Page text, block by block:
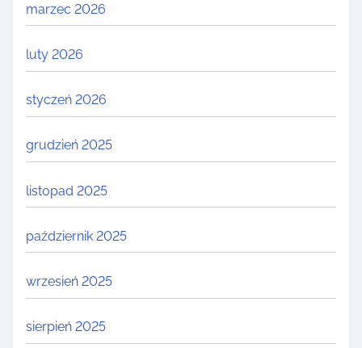
marzec 2026
luty 2026
styczeń 2026
grudzień 2025
listopad 2025
październik 2025
wrzesień 2025
sierpień 2025